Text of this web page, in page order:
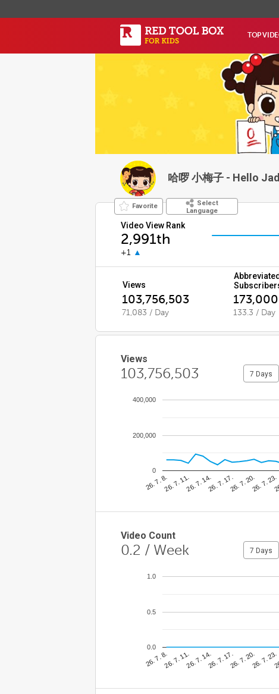
TOP
哈啰 小梅子 - Hello
Favorite
Select
Language
Video View Rank
2,991th
+1
Views
Abbreviated
103,756,503 173,000
71,083 / Day 133.3 / Day
Views
103,756,503 7 Days
26. 7. 8.26. 7. 11.26. 7. 14.26. 7. 17.26. 7. 20.26. 7. 23.
0
200,000
400,000
Video Count
0.2 / Week 7 Days
26. 7. 8.26. 7. 11.26. 7. 14.26. 7. 17.26. 7. 20.26. 7. 23.
0.0
0.5
1.0